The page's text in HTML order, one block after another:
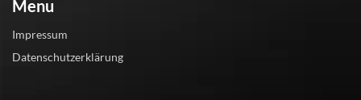
Menu
Impressum
Datenschutzerklärung